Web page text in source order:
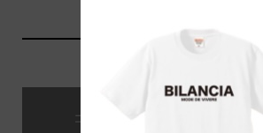
コメント ( 0 )
トラッ